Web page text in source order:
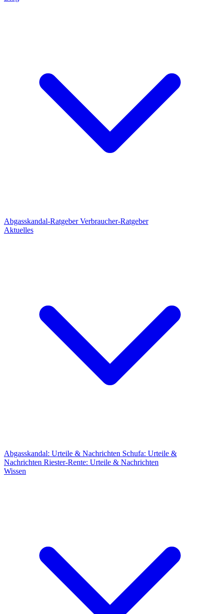
Abgasskandal-RatgeberVerbraucher-Ratgeber
Aktuelles
Abgasskandal: Urteile & Nachrichten Schufa: Urteile &
Nachrichten Riester-Rente: Urteile & Nachrichten
Wissen